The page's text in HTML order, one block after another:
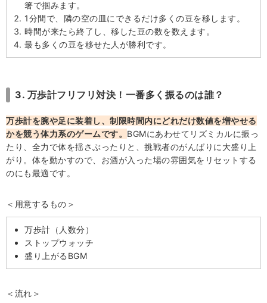
箸で掴みます。
1分間で、隣の空の皿にできるだけ多くの豆を移します。
時間が来たら終了し、移した豆の数を数えます。
最も多くの豆を移せた人が勝利です。
3. 万歩計フリフリ対決！一番多く振るのは誰？
万歩計を腕や足に装着し、制限時間内にどれだけ数値を増やせる
かを競う体力系のゲームです。 BGMにあわせてリズミカルに振っ
たり、全力で体を揺さぶったりと、挑戦者のがんばりに大盛り上
がり。体を動かすので、お酒が入った場の雰囲気をリセットする
のにも最適です。
＜用意するもの＞
万歩計（人数分）
ストップウォッチ
盛り上がるBGM
＜流れ＞